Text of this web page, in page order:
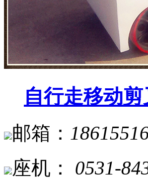
自行走移动
邮箱：
座机：
0531-